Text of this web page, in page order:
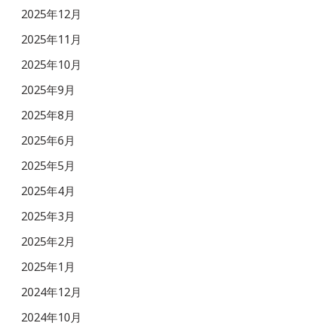
2025年12月
2025年11月
2025年10月
2025年9月
2025年8月
2025年6月
2025年5月
2025年4月
2025年3月
2025年2月
2025年1月
2024年12月
2024年10月